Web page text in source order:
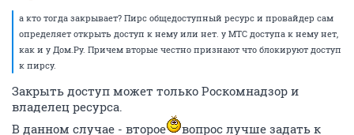
а кто тогда закрывает? Пирс общедоступный ресурс и провайдер сам
определяет открыть доступ к нему или нет. у МТС доступа к нему нет,
как и у Дом.Ру. Причем вторые честно признают что блокируют доступ
к пирсу.
Закрыть доступ может только Роскомнадзор и
владелец ресурса.
В данном случае - второе
вопрос лучше задать к